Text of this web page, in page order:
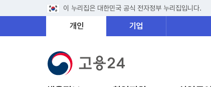
이 누리집은 대한민국 공식 전자정부 누리집입니다.
개인 기업